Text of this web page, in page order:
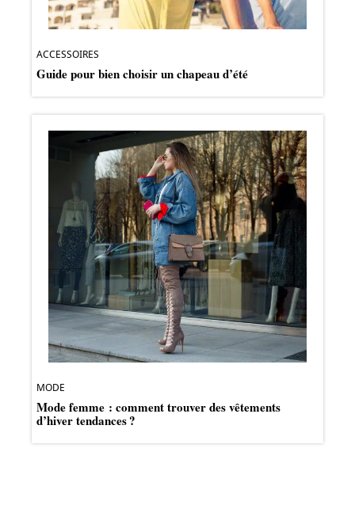
ACCESSOIRES
Guide pour bien choisir un chapeau d’été
MODE
Mode femme : comment trouver des vêtements
d’hiver tendances ?